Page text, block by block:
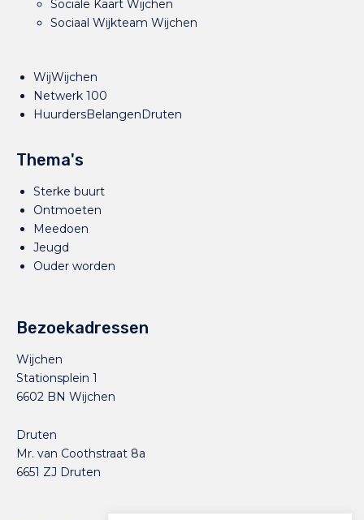
Sociale Kaart Wijchen
Sociaal Wijkteam Wijchen
WijWijchen
Netwerk 100
HuurdersBelangenDruten
Thema's
Sterke buurt
Ontmoeten
Meedoen
Jeugd
Ouder worden
Bezoekadressen
Wijchen
Stationsplein 1
6602 BN Wijchen
Druten
Mr. van Coothstraat 8a
6651 ZJ Druten